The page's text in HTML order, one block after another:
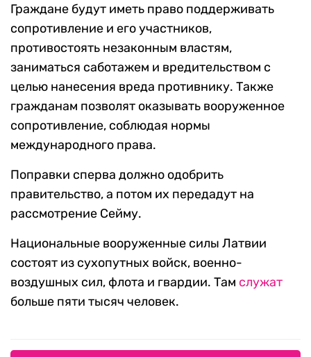
Граждане будут иметь право поддерживать
сопротивление и его участников,
противостоять незаконным властям,
заниматься саботажем и вредительством с
целью нанесения вреда противнику. Также
гражданам позволят оказывать вооруженное
сопротивление, соблюдая нормы
международного права.
Поправки сперва должно одобрить
правительство, а потом их передадут на
рассмотрение Сейму.
Национальные вооруженные силы Латвии
состоят из сухопутных войск, военно-
воздушных сил, флота и гвардии. Там служат
больше пяти тысяч человек.